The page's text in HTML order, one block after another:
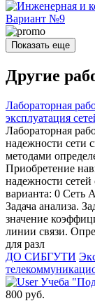
Показать еще
Другие
Лабораторная
эксплуатация
Лабораторная
надежности сети
методами
Приобретение
надежности
варианта: 0 Сеть
Задача анализа.
значение
линии связи.
для разл
ДО СИБГУТИ
Учеба
800 руб.